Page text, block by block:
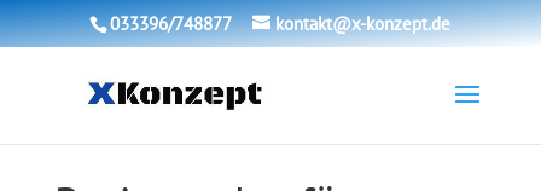
033396/748877 kontakt@x-konzept.de